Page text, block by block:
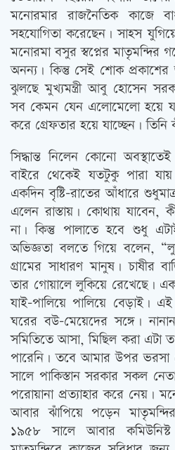
মনোরমার রাজনৈতিক কাজে
সহযোগিতা করেছেন। সাহস
মনোরমা বসুর স্বপ্নের মাতৃমন্দির
অনন্য। কিন্তু সেই শোক
ঝুলছে মুখ্যমন্ত্রী আবু হোসেন
সব কেমন যেন এলোমেলো হয়ে
করে গ্রেফতার হয়ে যাচ্ছেন।
সিদ্ধান্ত নিলেন কোনো
বাইরে থেকেই যতটুকু পারা
একদিন বৃষ্টি-রাতের আঁধারে
এলেন রাস্তায়। কোথায় যাবেন,
না। কিন্তু পালাতে হবে শুধু
অভিজ্ঞতা বলতে গিয়ে বলেন,
গ্রামের সাধারণ মানুষ। চাষীর
তার গোয়ালে লুকিয়ে রেখেছে।
যাই-পালিয়ে পালিয়ে বেড়াই।
ঘরের বউ-মেয়েদের সঙ্গে।
সমিতিতে আসা, মিছিল করা এটা
পারেনি। তবে আমার উপর
সালে পাকিস্তান সরকার সকল
পরোয়ানা প্রত্যাহার করে নেয়।
আবার ঝাঁপিয়ে পড়েন
১৯৫৮ সালে আবার কমিউনিস্ট